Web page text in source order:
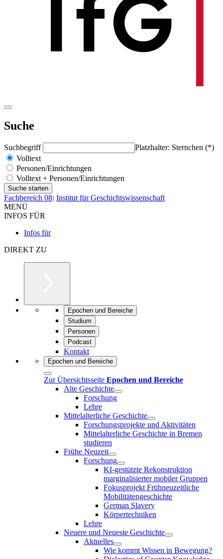
Suche
Suchbegriff
Platzhalter: Sternchen (*)
Volltext
Personen/Einrichtungen
Volltext + Personen/Einrichtungen
Fachbereich 08: Institut für Geschichtswissenschaft
MENÜ
INFOS FÜR
Infos für
DIREKT ZU
Epochen und Bereiche
Studium
Personen
Podcast
Kontakt
Epochen und Bereiche
Zur Übersichtsseite Epochen und Bereiche
Alte Geschichte
Forschung
Lehre
Mittelalterliche Geschichte
Forschungsprojekte und Aktivitäten
Mittelalterliche Geschichte in Bremen
studieren
Frühe Neuzeit
Forschung
KI-gestützte Rekonstruktion
marginalisierter mobiler Gruppen
Fokusprojekt Frühneuzeitliche
Mobilitätengeschichte
German Slavery
Körpertechniken
Lehre
Neuere und Neueste Geschichte
Aktuelles
Wie kommt Wissen in Bewegung?